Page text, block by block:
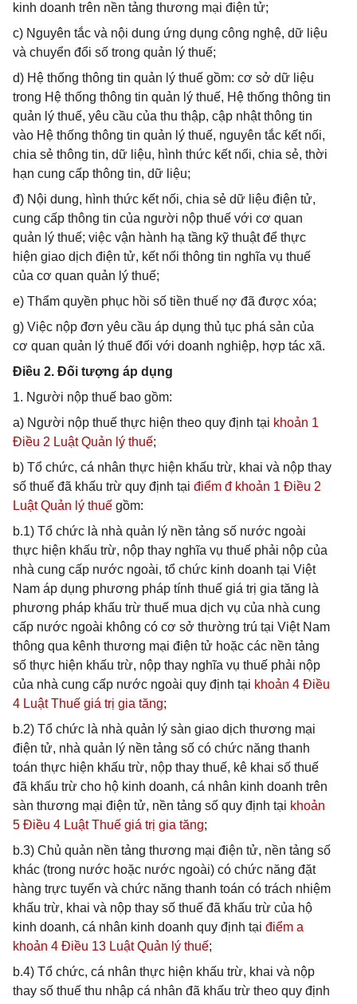
kinh doanh trên nền tảng thương mại điện tử;
c) Nguyên tắc và nội dung ứng dụng công nghệ, dữ liệu
và chuyển đổi số trong quản lý thuế;
d) Hệ thống thông tin quản lý thuế gồm: cơ sở dữ liệu
trong Hệ thống thông tin quản lý thuế, Hệ thống thông tin
quản lý thuế, yêu cầu của thu thập, cập nhật thông tin
vào Hệ thống thông tin quản lý thuế, nguyên tắc kết nối,
chia sẻ thông tin, dữ liệu, hình thức kết nối, chia sẻ, thời
hạn cung cấp thông tin, dữ liệu;
đ) Nội dung, hình thức kết nối, chia sẻ dữ liệu điện tử,
cung cấp thông tin của người nộp thuế với cơ quan
quản lý thuế; việc vận hành hạ tầng kỹ thuật để thực
hiện giao dịch điện tử, kết nối thông tin nghĩa vụ thuế
của cơ quan quản lý thuế;
e) Thẩm quyền phục hồi số tiền thuế nợ đã được xóa;
g) Việc nộp đơn yêu cầu áp dụng thủ tục phá sản của
cơ quan quản lý thuế đối với doanh nghiệp, hợp tác xã.
Điều 2. Đối tượng áp dụng
1. Người nộp thuế bao gồm:
a) Người nộp thuế thực hiện theo quy định tại khoản 1
Điều 2 Luật Quản lý thuế;
b) Tổ chức, cá nhân thực hiện khấu trừ, khai và nộp thay
số thuế đã khấu trừ quy định tại điểm đ khoản 1 Điều 2
Luật Quản lý thuế gồm:
b.1) Tổ chức là nhà quản lý nền tảng số nước ngoài
thực hiện khấu trừ, nộp thay nghĩa vụ thuế phải nộp của
nhà cung cấp nước ngoài, tổ chức kinh doanh tại Việt
Nam áp dụng phương pháp tính thuế giá trị gia tăng là
phương pháp khấu trừ thuế mua dịch vụ của nhà cung
cấp nước ngoài không có cơ sở thường trú tại Việt Nam
thông qua kênh thương mại điện tử hoặc các nền tảng
số thực hiện khấu trừ, nộp thay nghĩa vụ thuế phải nộp
của nhà cung cấp nước ngoài quy định tại khoản 4 Điều
4 Luật Thuế giá trị gia tăng;
b.2) Tổ chức là nhà quản lý sàn giao dịch thương mại
điện tử, nhà quản lý nền tảng số có chức năng thanh
toán thực hiện khấu trừ, nộp thay thuế, kê khai số thuế
đã khấu trừ cho hộ kinh doanh, cá nhân kinh doanh trên
sàn thương mại điện tử, nền tảng số quy định tại khoản
5 Điều 4 Luật Thuế giá trị gia tăng;
b.3) Chủ quản nền tảng thương mại điện tử, nền tảng số
khác (trong nước hoặc nước ngoài) có chức năng đặt
hàng trực tuyến và chức năng thanh toán có trách nhiệm
khấu trừ, khai và nộp thay số thuế đã khấu trừ của hộ
kinh doanh, cá nhân kinh doanh quy định tại điểm a
khoản 4 Điều 13 Luật Quản lý thuế;
b.4) Tổ chức, cá nhân thực hiện khấu trừ, khai và nộp
thay số thuế thu nhập cá nhân đã khấu trừ theo quy định